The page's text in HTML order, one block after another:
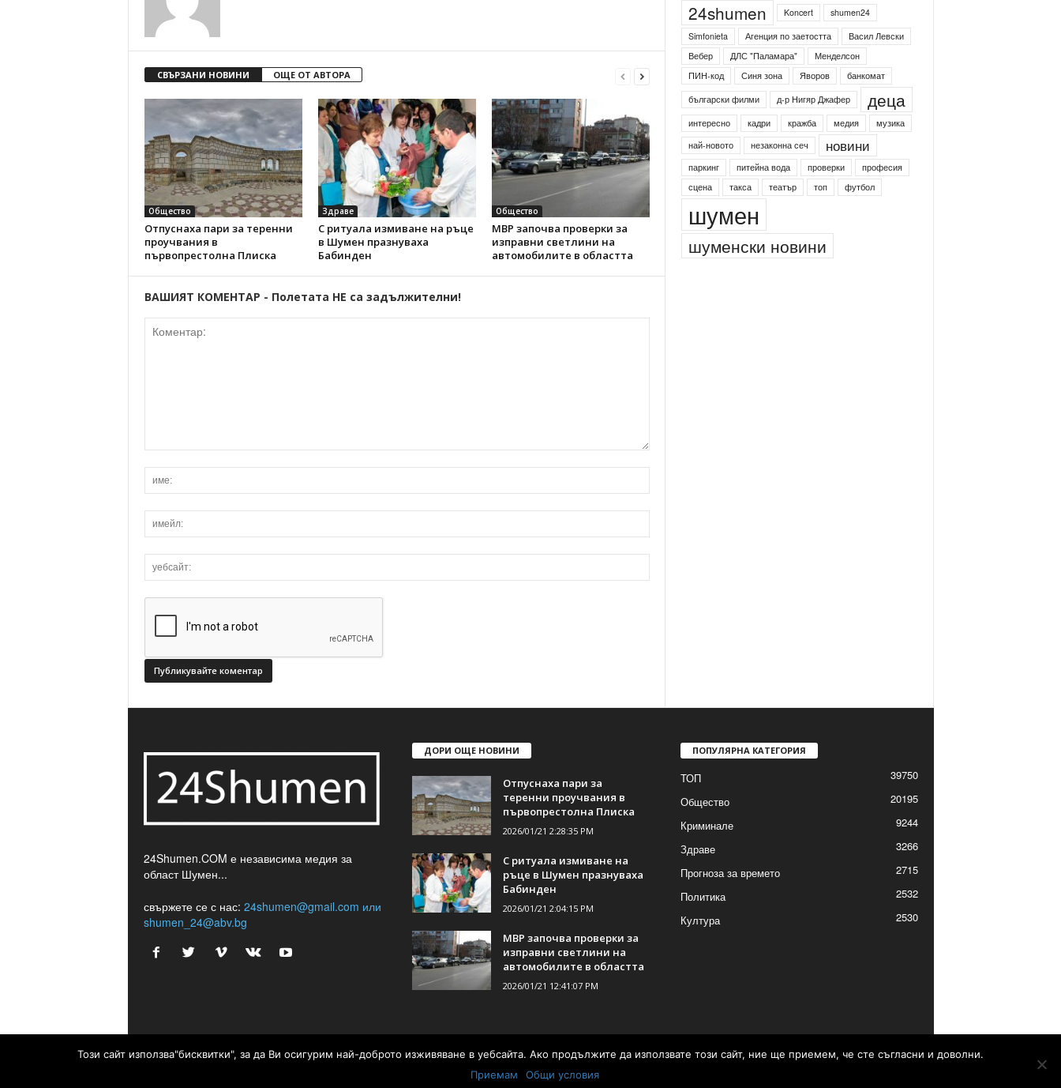
СВЪРЗАНИ НОВИНИ ОЩЕ ОТ АВТОРА
Общество
Отпуснаха пари за теренни
проучвания в
първопрестолна Плиска
Здраве
С ритуала измиване на ръце
в Шумен празнуваха
Бабинден
Общество
МВР започва проверки за
изправни светлини на
автомобилите в областта
ВАШИЯТ КОМЕНТАР - Полетата НЕ са задължителни!
24shumen Koncert
shumen24
Simfonieta
Агенция по заетостта
Васил Левски
Вебер
ДЛС "Паламара"
Менделсон
ПИН-код
Синя зона Яворов
банкомат
български филми
д-р Нигяр Джафер деца
интересно кадри кражба медия
музика
най-новото
незаконна сеч новини
паркинг питейна вода проверки
професия
сцена
такса театър топ футбол
шумен
шуменски новини
24Shumen.COM е независима медия за
област Шумен...
свържете се с нас: 24shumen@gmail.com или
shumen_24@abv.bg
ДОРИ ОЩЕ НОВИНИ
Отпуснаха пари за
теренни проучвания в
първопрестолна Плиска
2026/01/21 2:28:35 PM
С ритуала измиване на
ръце в Шумен празнуваха
Бабинден
2026/01/21 2:04:15 PM
МВР започва проверки за
изправни светлини на
автомобилите в областта
2026/01/21 12:41:07 PM
ПОПУЛЯРНА КАТЕГОРИЯ
ТОП
39750
Общество
20195
Криминале
9244
Здраве
3266
Прогноза за времето
2715
Политика
2532
Култура
2530
Контакти Реклама
© © 2017 24Shumen.COM. Изработка и поддръжка от
Този сайт използва"бисквитки", за да Ви осигурим най-доброто изживяване в уебсайта. Ако продължите да използвате този сайт, ние ще приемем, че сте съгласни и доволни.
Приемам
Общи условия